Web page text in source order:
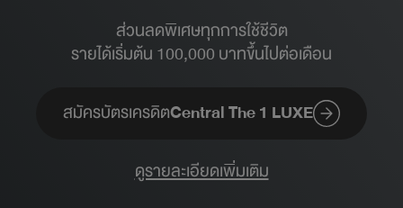
ส่วนลดพิเศษทุกการใช้ชีวิต
รายได้เริ่มต้น 100,000 บาทขึ้นไปต่อเดือน​
สมัครบัตรเครดิตCentral The 1 LUXE
ดูรายละเอียดเพิ่มเติม